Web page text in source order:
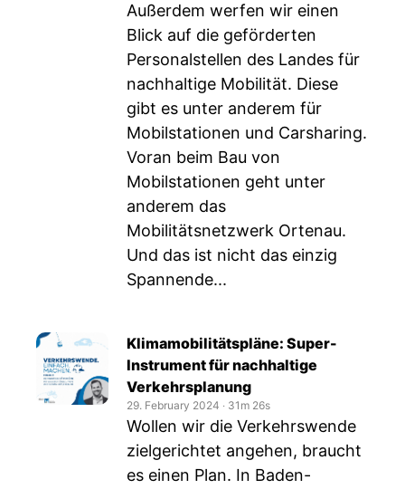
Außerdem werfen wir einen
Blick auf die geförderten
Personalstellen des Landes für
nachhaltige Mobilität. Diese
gibt es unter anderem für
Mobilstationen und Carsharing.
Voran beim Bau von
Mobilstationen geht unter
anderem das
Mobilitätsnetzwerk Ortenau.
Und das ist nicht das einzig
Spannende...
Klimamobilitätspläne: Super-
Instrument für nachhaltige
Verkehrsplanung
29. February 2024 ‧ 31m 26s
Wollen wir die Verkehrswende
zielgerichtet angehen, braucht
es einen Plan. In Baden-